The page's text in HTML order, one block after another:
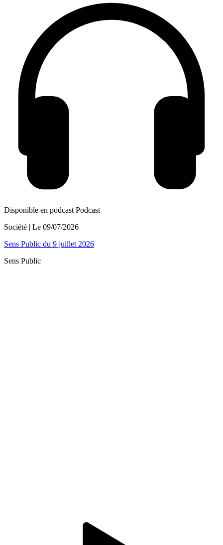
Disponible en podcast Podcast
Société | Le 09/07/2026
Sens Public du 9 juillet 2026
Sens Public